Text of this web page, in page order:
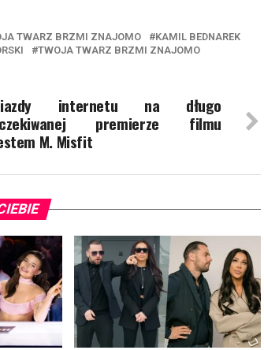
TWARZ BRZMI ZNAJOMO
KAMIL BEDNAREK
TWOJA TWARZ BRZMI ZNAJOMO
internetu na długo
premierze filmu
M. Misfit